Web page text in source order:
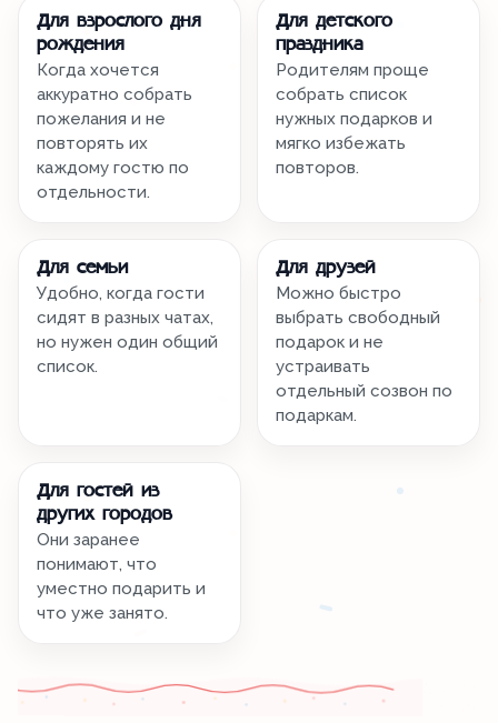
Для взрослого дня
рождения
Когда хочется
аккуратно собрать
пожелания и не
повторять их
каждому гостю по
отдельности.
Для детского
праздника
Родителям проще
собрать список
нужных подарков и
мягко избежать
повторов.
Для семьи
Удобно, когда гости
сидят в разных чатах,
но нужен один общий
список.
Для друзей
Можно быстро
выбрать свободный
подарок и не
устраивать
отдельный созвон по
подаркам.
Для гостей из
других городов
Они заранее
понимают, что
уместно подарить и
что уже занято.